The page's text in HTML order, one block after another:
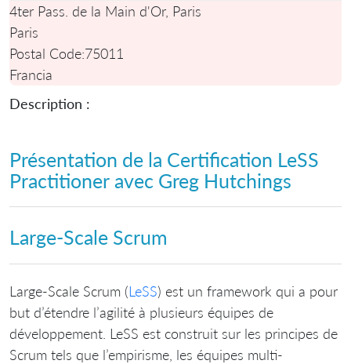
4ter Pass. de la Main d'Or, Paris
Paris
Postal Code:75011
Francia
Description :
Présentation de la Certification LeSS
Practitioner avec Greg Hutchings
Large-Scale Scrum
Large-Scale Scrum (LeSS) est un framework qui a pour
but d’étendre l’agilité à plusieurs équipes de
développement. LeSS est construit sur les principes de
Scrum tels que l’empirisme, les équipes multi-